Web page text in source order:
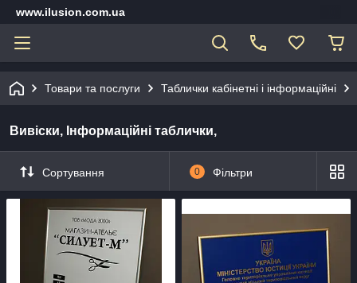
www.ilusion.com.ua
Товари та послуги Таблички кабінетні і інформаційні
Вивіски, Інформаційні таблички,
Сортування 0 Фільтри